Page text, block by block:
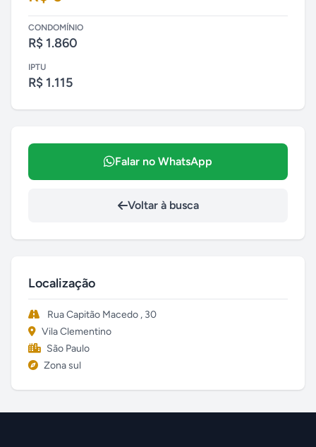
CONDOMÍNIO
R$ 1.860
IPTU
R$ 1.115
Falar no WhatsApp
Voltar à busca
Localização
Rua Capitão Macedo , 30
Vila Clementino
São Paulo
Zona sul